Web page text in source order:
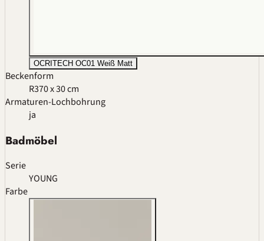
OCRITECH OC01 Weiß Matt
Beckenform
R370 x 30 cm
Armaturen-Lochbohrung
ja
Badmöbel
Serie
YOUNG
Farbe